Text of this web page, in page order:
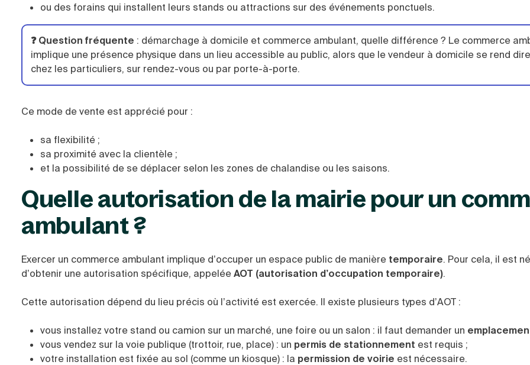
ou des forains qui installent leurs stands ou attractions sur des événements ponctuels.
❓ Question fréquente : démarchage à domicile et commerce ambulant, quelle différence ? Le commerce
implique une présence physique dans un lieu accessible au public, alors que le vendeur à domicile se rend
chez les particuliers, sur rendez-vous ou par porte-à-porte.
Ce mode de vente est apprécié pour :
sa flexibilité ;
sa proximité avec la clientèle ;
et la possibilité de se déplacer selon les zones de chalandise ou les saisons.
Quelle autorisation de la mairie pour un
ambulant ?
Exercer un commerce ambulant implique d’occuper un espace public de manière temporaire. Pour cela, il est
d’obtenir une autorisation spécifique, appeléeAOT (autorisation d’occupation temporaire).
Cette autorisation dépend du lieu précis où l’activité est exercée. Il existe plusieurs types d’AOT :
vous installez votre stand ou camion sur un marché, une foire ou un salon : il faut demander un
vous vendez sur la voie publique (trottoir, rue, place) : un permis de stationnement est requis ;
votre installation est fixée au sol (comme un kiosque) : la permission de voirie est nécessaire.